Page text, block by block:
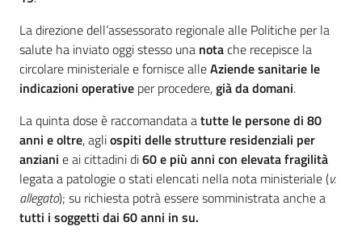
La direzione dell’assessorato regionale alle Politiche per la
salute ha inviato oggi stesso una notache recepisce la
circolare ministeriale e fornisce alleAziende sanitarie le
indicazioni operative per procedere,già da domani.
La quinta dose è raccomandata atutte le persone di 80
anni e oltre, agliospiti delle strutture residenziali per
anziani e ai cittadini di60 e più anni con elevata fragilità
legata a patologie o stati elencati nella nota ministeriale (v.
allegato); su richiesta potrà essere somministrata anche a
tutti i soggetti dai 60 anni in su.